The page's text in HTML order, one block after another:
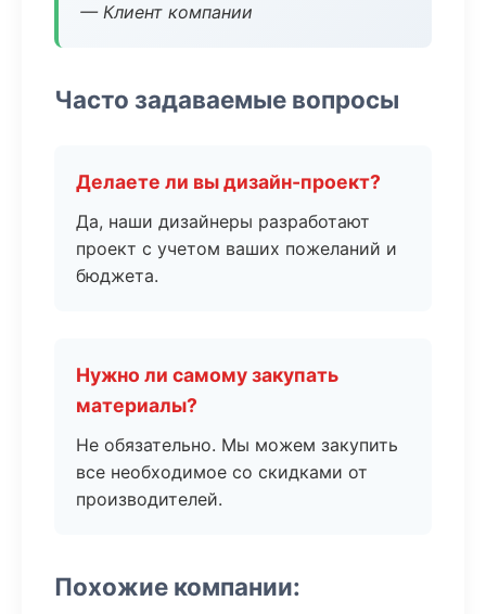
— Клиент компании
Часто задаваемые вопросы
Делаете ли вы дизайн-проект?
Да, наши дизайнеры разработают
проект с учетом ваших пожеланий и
бюджета.
Нужно ли самому закупать
материалы?
Не обязательно. Мы можем закупить
все необходимое со скидками от
производителей.
Похожие компании: